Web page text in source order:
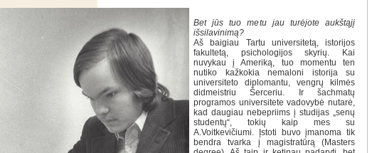
Bet jūs tuo metu jau turėjote aukštąjį
išsilavinimą?
Aš baigiau Tartu universitetą, istorijos
fakultetą, psichologijos skyrių. Kai
nuvykau į Ameriką, tuo momentu ten
nutiko kažkokia nemaloni istorija su
universiteto diplomantu, vengrų kilmės
didmeistriu Šerceriu. Ir šachmatų
programos universitete vadovybė nutarė,
kad daugiau nebepriims į studijas „senų
studentų“, tokių kaip mes su
A.Voitkevičiumi. Įstoti buvo įmanoma tik
bendra tvarka į magistratūrą (Masters